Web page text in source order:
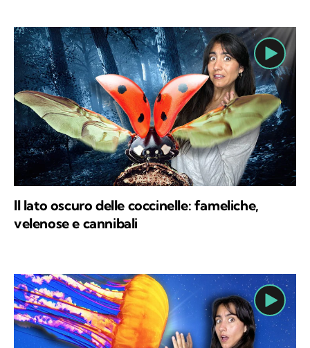
Il lato oscuro delle coccinelle: fameliche,
velenose e cannibali